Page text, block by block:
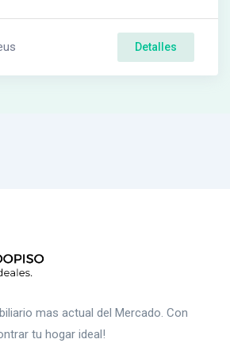
Detalles
mas actual del Mercado. Con
tu hogar ideal!